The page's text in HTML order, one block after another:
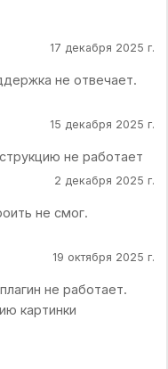
17 декабря 2025 г.
не отвечает.
15 декабря 2025 г.
не работает
2 декабря 2025 г.
не смог.
19 октября 2025 г.
не работает.
картинки